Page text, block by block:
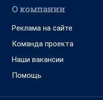
О компании
Реклама на сайте
Команда проекта
Наши вакансии
Помощь